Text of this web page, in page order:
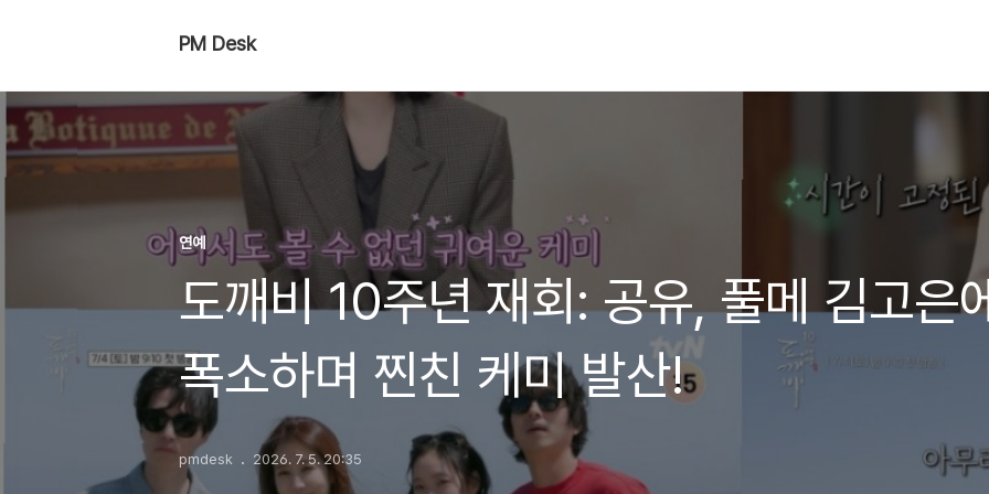
PM Desk
연예
도깨비 10주년 재회: 공유, 풀메 김고은
폭소하며 찐친 케미 발산!
pmdesk 2026. 7. 5. 20:35